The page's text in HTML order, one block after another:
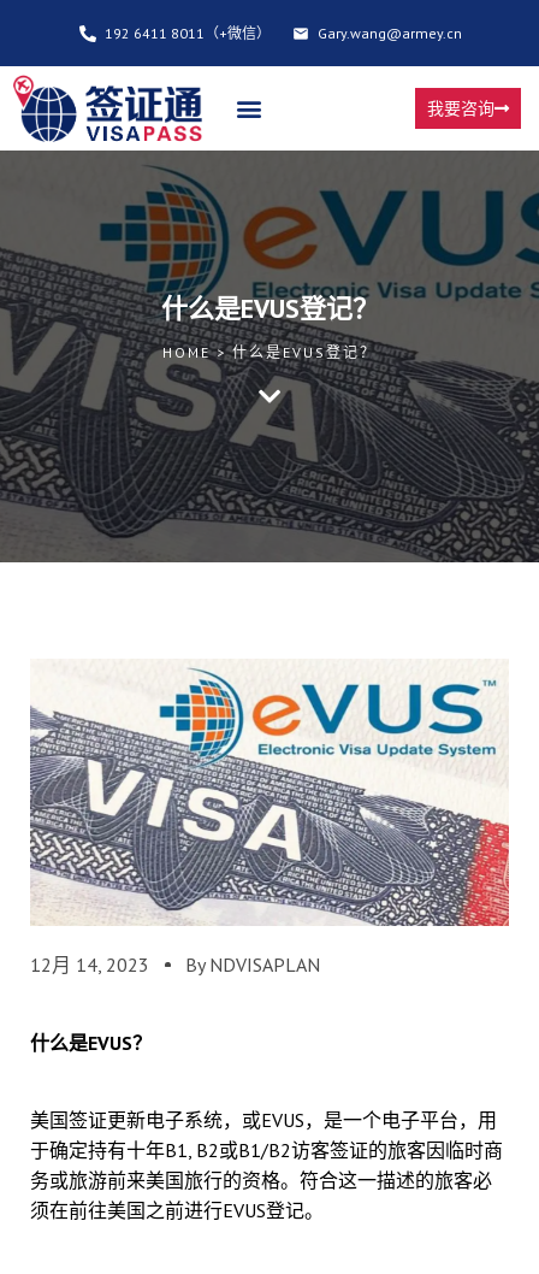
192 6411 8011（+微信） Gary.wang@armey.cn
我要咨询
什么是EVUS登记？
HOME > 什么是EVUS登记？
12月 14, 2023 By NDVISAPLAN
什么是EVUS？
美国签证更新电子系统，或EVUS，是一个电子平台，用
于确定持有十年B1, B2或B1/B2访客签证的旅客因临时商
务或旅游前来美国旅行的资格。符合这一描述的旅客必
须在前往美国之前进行EVUS登记。